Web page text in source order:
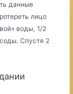
данные
лицо
воды, 1/2
Спустя 2